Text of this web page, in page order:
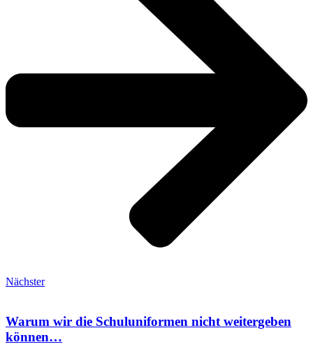
Nächster
Warum wir die Schuluniformen nicht weitergeben
können…